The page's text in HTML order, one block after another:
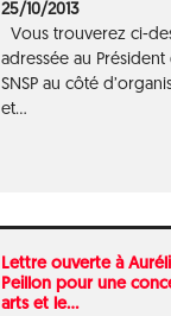
25/10/2013
Vous trouverez ci-
adressée au
SNSP au côté
et...
Lettre ouverte à
Peillon pour une
arts et le...